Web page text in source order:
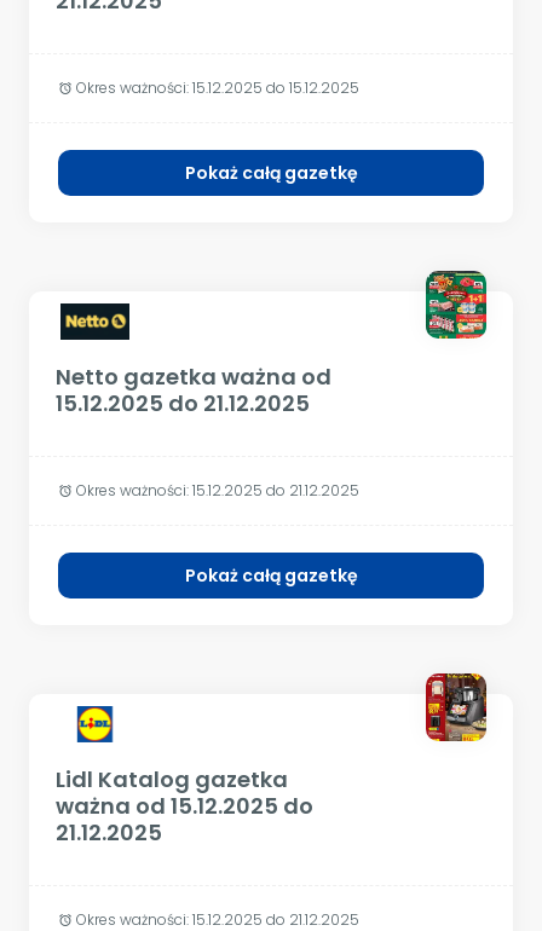
alarm Okres ważności:15.12.2025 do 15.12.2025
Pokaż całą gazetkę
Netto gazetka ważna od
15.12.2025 do 21.12.2025
alarm Okres ważności:15.12.2025 do 21.12.2025
Pokaż całą gazetkę
Lidl Katalog gazetka
ważna od 15.12.2025 do
21.12.2025
alarm Okres ważności:15.12.2025 do 21.12.2025